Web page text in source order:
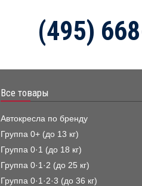
(495)
Все товары
Автокресла по бренду
Группа 0+ (до 13 кг)
Группа 0·1 (до 18 кг)
Группа 0·1·2 (до 25 кг)
Группа 0·1·2·3 (до 36 кг)